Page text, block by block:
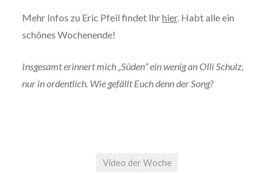
Mehr Infos zu Eric Pfeil findet Ihrhier. Habt alle ein
schönes Wochenende!
Insgesamt erinnert mich „Süden“ ein wenig an Olli Schulz,
nur in ordentlich. Wie gefällt Euch denn der Song?
Video der Woche